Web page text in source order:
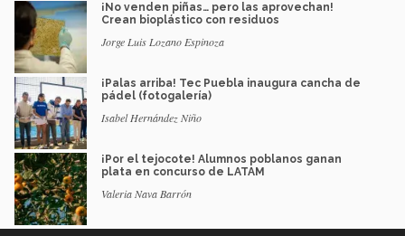
¡No venden piñas… pero las aprovechan!
Crean bioplástico con residuos
Jorge Luis Lozano Espinoza
¡Palas arriba! Tec Puebla inaugura cancha de
pádel (fotogalería)
Isabel Hernández Niño
¡Por el tejocote! Alumnos poblanos ganan
plata en concurso de LATAM
Valeria Nava Barrón